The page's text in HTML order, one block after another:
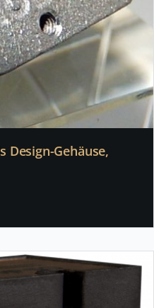
Design-Gehäuse,